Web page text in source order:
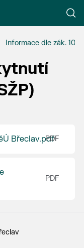
Informace dle zák.
Břeclav.pdf